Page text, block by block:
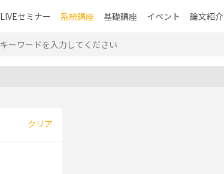
LIVEセミナー 系統講座 基礎講座 イベント 論文紹介
クリア